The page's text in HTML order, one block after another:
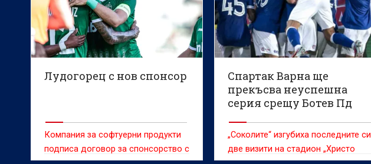
Лудогорец с нов спонсор
Компания за софтуерни продукти
подписа договор за спонсорство с
Спартак Варна ще
прекъсва неуспешна
серия срещу Ботев Пд
„Соколите“ изгубиха последните си
две визити на стадион „Христо